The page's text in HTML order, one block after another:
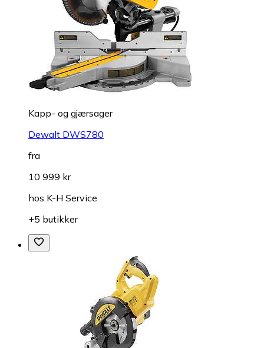
Kapp- og gjærsager
Dewalt DWS780
fra
10 999 kr
hos K-H Service
+5 butikker